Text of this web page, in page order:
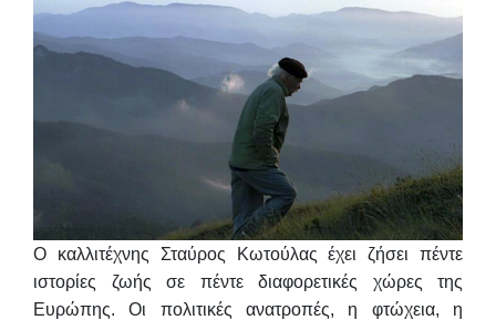
Ο καλλιτέχνης Σταύρος Κωτούλας έχει ζήσει πέντε
ιστορίες ζωής σε πέντε διαφορετικές χώρες της
Ευρώπης. Οι πολιτικές ανατροπές, η φτώχεια, η